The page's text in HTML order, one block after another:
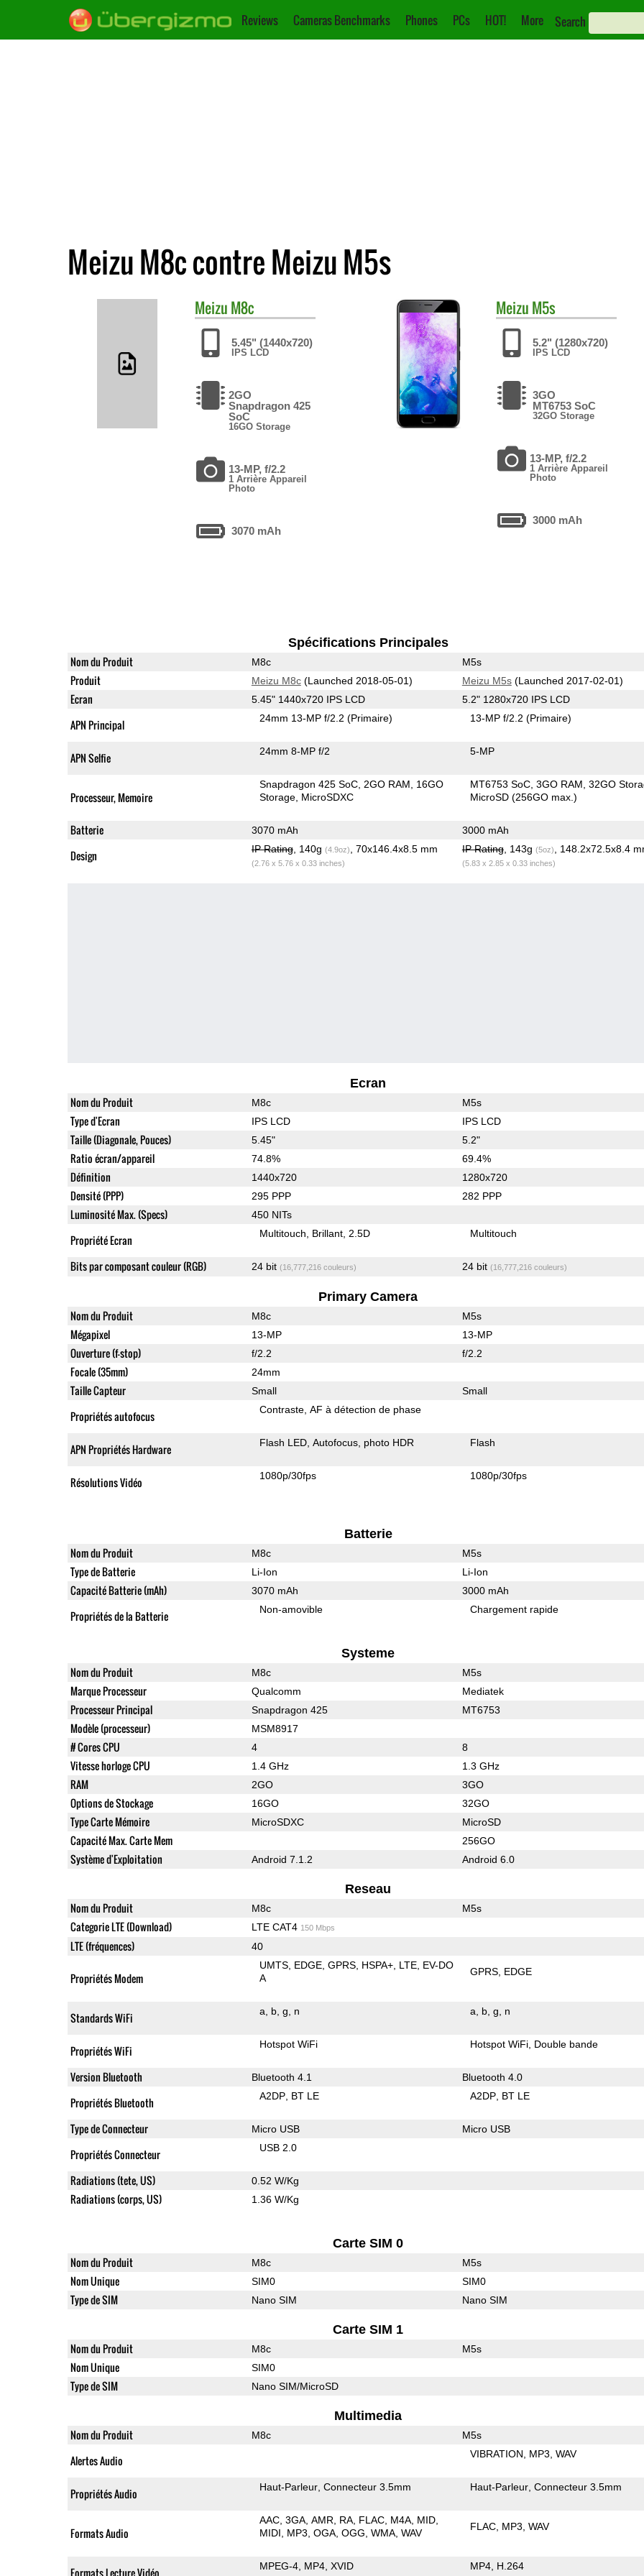
Reviews Cameras Benchmarks Phones PCs HOT! More Search
Meizu M8c contre Meizu M5s
Meizu M8c
5.45" (1440x720)
IPS LCD
2GO
Snapdragon 425
SoC
16GO Storage
13-MP, f/2.2
1 Arrière Appareil
Photo
3070 mAh
Meizu M5s
5.2" (1280x720)
IPS LCD
3GO
MT6753 SoC
32GO Storage
13-MP, f/2.2
1 Arrière Appareil
Photo
3000 mAh
Spécifications Principales
Nom du Produit M8c M5s
Produit Meizu M8c(Launched 2018-05-01) Meizu M5s(Launched 2017-02-01)
Ecran 5.45" 1440x720 IPS LCD 5.2" 1280x720 IPS LCD
APN Principal 24mm 13-MP f/2.2(Primaire) 13-MP f/2.2(Primaire)
APN Selfie 24mm 8-MP f/2 5-MP
Processeur, Memoire
Snapdragon 425 SoC 2GO RAM
16GO
Storage MicroSDXC
MT6753 SoC 3GO RAM 32GO
MicroSD (256GO max.)
Batterie 3070 mAh 3000 mAh
Design IP Rating, 140g (4.9oz) , 70x146.4x8.5 mm
(2.76 x 5.76 x 0.33 inches)
IP Rating, 143g (5oz) , 148.2x72.5x8.4
(5.83 x 2.85 x 0.33 inches)
Ecran
Nom du Produit M8c M5s
Type d'Ecran IPS LCD IPS LCD
Taille (Diagonale, Pouces) 5.45" 5.2"
Ratio écran/appareil 74.8% 69.4%
Définition 1440x720 1280x720
Densité (PPP) 295 PPP 282 PPP
Luminosité Max. (Specs) 450 NITs
Propriété Ecran Multitouch Brillant 2.5D Multitouch
Bits par composant couleur (RGB) 24 bit (16,777,216 couleurs) 24 bit (16,777,216 couleurs)
Primary Camera
Nom du Produit M8c M5s
Mégapixel 13-MP 13-MP
Ouverture (f-stop) f/2.2 f/2.2
Focale (35mm) 24mm
Taille Capteur Small Small
Propriétés autofocus Contraste AF à détection de phase
APN Propriétés Hardware Flash LED Autofocus photo HDR Flash
Résolutions Vidéo 1080p/30fps 1080p/30fps
Batterie
Nom du Produit M8c M5s
Type de Batterie Li-Ion Li-Ion
Capacité Batterie (mAh) 3070 mAh 3000 mAh
Propriétés de la Batterie Non-amovible Chargement rapide
Systeme
Nom du Produit M8c M5s
Marque Processeur Qualcomm Mediatek
Processeur Principal Snapdragon 425 MT6753
Modèle (processeur) MSM8917
# Cores CPU 4 8
Vitesse horloge CPU 1.4 GHz 1.3 GHz
RAM 2GO 3GO
Options de Stockage 16GO 32GO
Type Carte Mémoire MicroSDXC MicroSD
Capacité Max. Carte Mem 256GO
Système d'Exploitation Android 7.1.2 Android 6.0
Reseau
Nom du Produit M8c M5s
Categorie LTE (Download) LTE CAT4 150 Mbps
LTE (fréquences) 40
Propriétés Modem
UMTS EDGE GPRS HSPA+ LTE EV-DO
A
GPRS EDGE
Standards WiFi a b g n a b g n
Propriétés WiFi Hotspot WiFi Hotspot WiFi Double bande
Version Bluetooth Bluetooth 4.1 Bluetooth 4.0
Propriétés Bluetooth A2DP BT LE A2DP BT LE
Type de Connecteur Micro USB Micro USB
Propriétés Connecteur USB 2.0
Radiations (tete, US) 0.52 W/Kg
Radiations (corps, US) 1.36 W/Kg
Carte SIM 0
Nom du Produit M8c M5s
Nom Unique SIM0 SIM0
Type de SIM Nano SIM Nano SIM
Carte SIM 1
Nom du Produit M8c M5s
Nom Unique SIM0
Type de SIM Nano SIM/MicroSD
Multimedia
Nom du Produit M8c M5s
Alertes Audio VIBRATION MP3 WAV
Propriétés Audio Haut-Parleur Connecteur 3.5mm Haut-Parleur Connecteur 3.5mm
Formats Audio
AAC 3GA AMR RA FLAC M4A MID
MIDI
MP3 OGA OGG WMA WAV
FLAC MP3 WAV
Formats Lecture Vidéo MPEG-4 MP4 XVID MP4 H.264